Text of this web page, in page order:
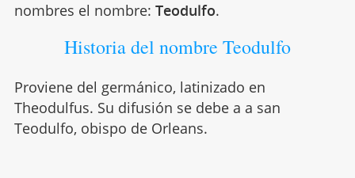
nombres el nombre: Teodulfo.
Historia del nombre Teodulfo
Proviene del germánico, latinizado en
Theodulfus. Su difusión se debe a a san
Teodulfo, obispo de Orleans.